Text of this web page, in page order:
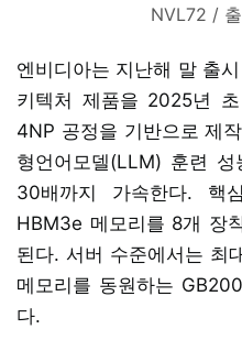
NVL72 /
엔비디아는 지난해 말 출
키텍처 제품을 2025년
4NP 공정을 기반으로 제
형언어모델(LLM) 훈련
30배까지 가속한다. 핵
HBM3e 메모리를 8개 장
된다. 서버 수준에서는 최
메모리를 동원하는
다.